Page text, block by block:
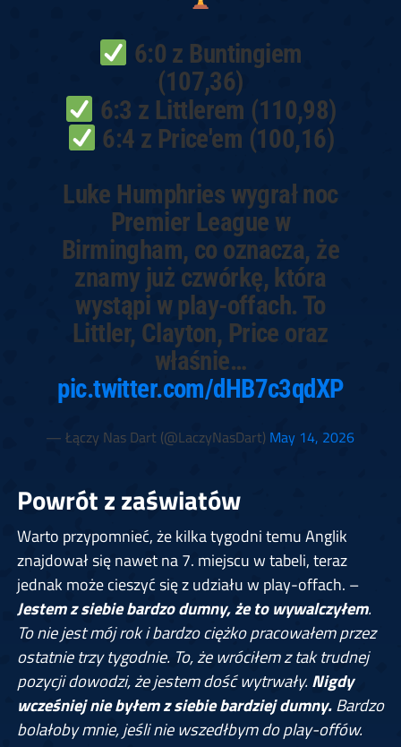
6:0 z Buntingiem
(107,36)
6:3 z Littlerem (110,98)
6:4 z Price'em (100,16)
Luke Humphries wygrał noc
Premier League w
Birmingham, co oznacza, że
znamy już czwórkę, która
wystąpi w play-offach. To
Littler, Clayton, Price oraz
właśnie…
pic.twitter.com/dHB7c3qdXP
— Łączy Nas Dart (@LaczyNasDart) May 14, 2026
Powrót z zaświatów
Warto przypomnieć, że kilka tygodni temu Anglik
znajdował się nawet na 7. miejscu w tabeli, teraz
jednak może cieszyć się z udziału w play-offach. –
Jestem z siebie bardzo dumny, że to wywalczyłem.
To nie jest mój rok i bardzo ciężko pracowałem przez
ostatnie trzy tygodnie. To, że wróciłem z tak trudnej
pozycji dowodzi, że jestem dość wytrwały.Nigdy
wcześniej nie byłem z siebie bardziej dumny.Bardzo
bolałoby mnie, jeśli nie wszedłbym do play-offów.